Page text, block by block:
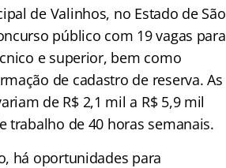
de Valinhos, no Estado de São
público com 19 vagas para
e superior, bem como
de cadastro de reserva. As
de R$ 2,1 mil a R$ 5,9 mil
trabalho de 40 horas semanais.
há oportunidades para